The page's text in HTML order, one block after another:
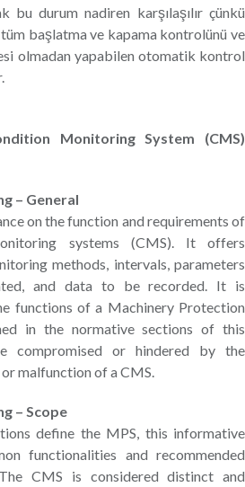
bu durum nadiren karşılaşılır çünkü
başlatma ve kapama kontrolünü ve
olmadan yapabilen otomatik kontrol
Monitoring System (CMS)
– General
on the function and requirements of
systems (CMS). It offers
methods, intervals, parameters
and data to be recorded. It is
functions of a Machinery Protection
in the normative sections of this
compromised or hindered by the
malfunction of a CMS.
– Scope
define the MPS, this informative
functionalities and recommended
CMS is considered distinct and